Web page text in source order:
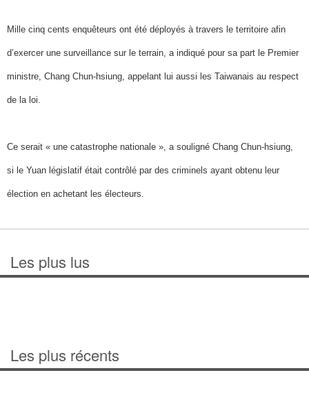
Mille cinq cents enquêteurs ont été déployés à travers le territoire afin
d’exercer une surveillance sur le terrain, a indiqué pour sa part le Premier
ministre, Chang Chun-hsiung, appelant lui aussi les Taiwanais au respect
de la loi.
Ce serait « une catastrophe nationale », a souligné Chang Chun-hsiung,
si le Yuan législatif était contrôlé par des criminels ayant obtenu leur
élection en achetant les électeurs.
Les plus lus
Les plus récents